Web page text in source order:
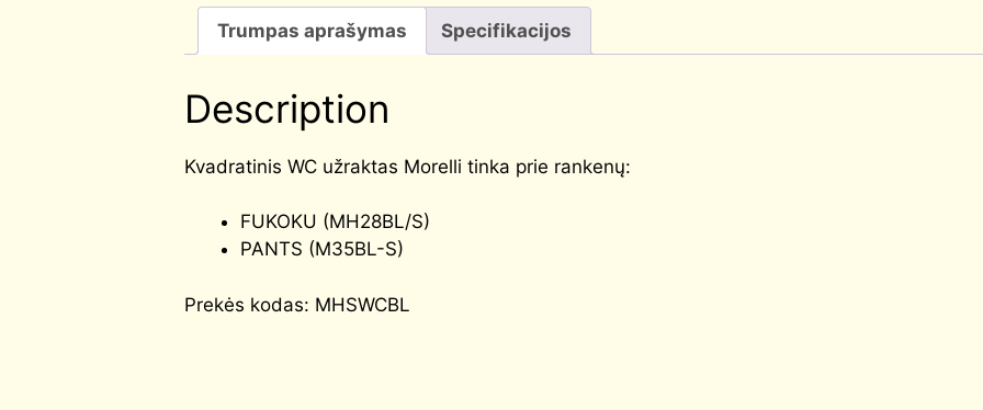
Trumpas aprašymas Specifikacijos
Description
Kvadratinis WC užraktas Morelli tinka prie rankenų:
FUKOKU (MH28BL/S)
PANTS (M35BL-S)
Prekės kodas: MHSWCBL